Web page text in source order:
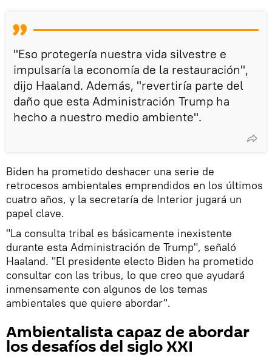
"Eso protegería nuestra vida silvestre e
impulsaría la economía de la restauración",
dijo Haaland. Además, "revertiría parte del
daño que esta Administración Trump ha
hecho a nuestro medio ambiente".
Biden ha prometido deshacer una serie de
retrocesos ambientales emprendidos en los últimos
cuatro años, y la secretaría de Interior jugará un
papel clave.
"La consulta tribal es básicamente inexistente
durante esta Administración de Trump", señaló
Haaland. "El presidente electo Biden ha prometido
consultar con las tribus, lo que creo que ayudará
inmensamente con algunos de los temas
ambientales que quiere abordar".
Ambientalista capaz de abordar
los desafíos del siglo XXI